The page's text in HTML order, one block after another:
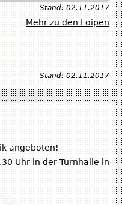
Stand:02.11.2017
Mehr zu den Loipen
Stand:02.11.2017
angeboten!
Uhr in der Turnhalle in